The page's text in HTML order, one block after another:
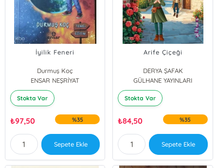
İyilik Feneri
Durmuş Koç
ENSAR NEŞRİYAT
Stokta Var
₺97,50 %35
Sepete Ekle
Arife Çiçeği
DERYA ŞAFAK
GÜLHANE YAYINLARI
Stokta Var
₺84,50 %35
Sepete Ekle